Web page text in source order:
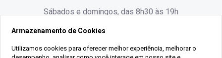
Rua Lauro Linhares, 1080 - Trindade, Florianópolis -
SC
Sábados e domingos, das 8h30 às 19h
Armazenamento de Cookies
Utilizamos cookies para oferecer melhor experiência, melhorar o